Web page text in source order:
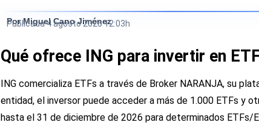
Por Miguel Cano Jiménez
Publicada4 agosto 2026 12:03h
Qué ofrece ING para invertir en
ING comercializa ETFs a través de Broker NARANJA, su
entidad, el inversor puede acceder a más de 1.000 ETFs y
hasta el 31 de diciembre de 2026 para determinados ETFs/